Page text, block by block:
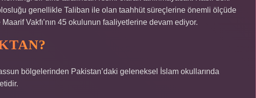
genellikle Taliban ile olan taahhüt süreçlerine önemli ölçüde
Maarif Vakfı’nın 45 okulunun faaliyetlerine devam ediyor.
bölgelerinden Pakistan’daki geleneksel İslam okullarında